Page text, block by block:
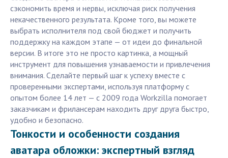
сэкономить время и нервы, исключая риск получения
некачественного результата. Кроме того, вы можете
выбрать исполнителя под свой бюджет и получить
поддержку на каждом этапе — от идеи до финальной
версии. В итоге это не просто картинка, а мощный
инструмент для повышения узнаваемости и привлечения
внимания. Сделайте первый шаг к успеху вместе с
проверенными экспертами, используя платформу с
опытом более 14 лет — с 2009 года Workzilla помогает
заказчикам и фрилансерам находить друг друга быстро,
удобно и безопасно.
Тонкости и особенности создания
аватара обложки: экспертный взгляд